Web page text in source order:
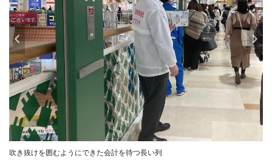
吹き抜けを囲むようにできた会計を待つ長い列